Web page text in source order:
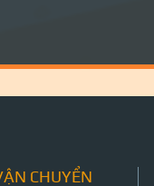
CHUYỂN